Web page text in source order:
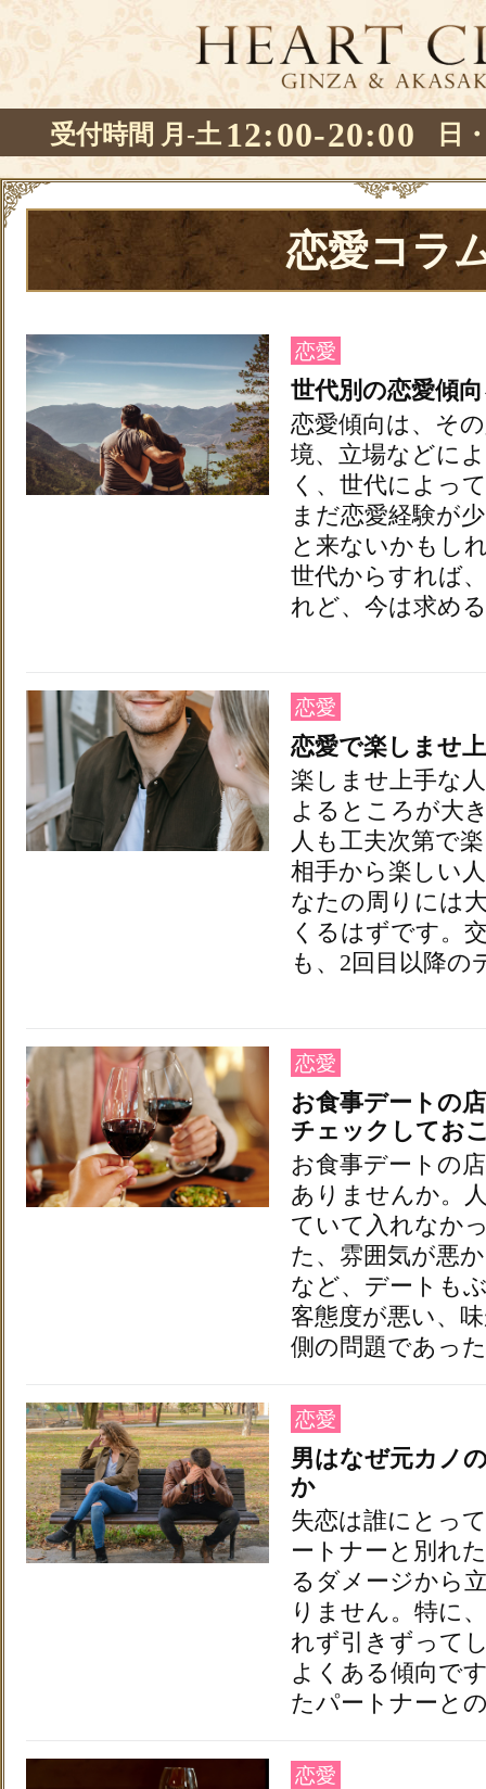
受付時間 月-土 12:00-20:00 日
恋愛コラ
世代別の恋愛傾
恋愛傾向は、そ
境、立場などに
く、世代によっ
まだ恋愛経験が
と来ないかもし
世代からすれば
れど、今は求め
恋愛
恋愛で楽しませ
楽しませ上手な
よるところが大
人も工夫次第で
相手から楽しい
なたの周りには
くるはずです。
も、2回目以降の
恋愛
お食事デートの
チェックしてお
お食事デートの
ありませんか。
ていて入れなか
た、雰囲気が悪
など、デートも
客態度が悪い、
側の問題であっ
恋愛
男はなぜ元カノ
か
失恋は誰にとっ
ートナーと別れ
るダメージから
りません。特に
れず引きずって
よくある傾向で
たパートナーと
恋愛
恋愛